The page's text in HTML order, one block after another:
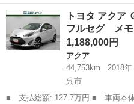
ー名： トヨタ ■ 車種名： ヴォ
リッドＳ－Ｚ フルセグ メモリ
プレイヤ...
広島 呉市 ヴォクシー
トヨタ アクア
フルセグ メ
1,188,000円
アクア
44,753km
2018年
呉市
■ 支払総額: 127.7万円 ■ 車両本体価格： 1,188,000 円 ■ メーカ